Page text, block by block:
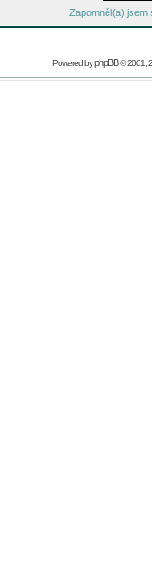
Zapomněl(a) jsem
Powered byphpBB© 2001,